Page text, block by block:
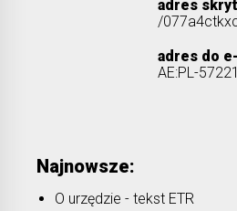
Najnowsze:
O urzędzie - tekst ETR
adres
/
adres do
AE:PL-